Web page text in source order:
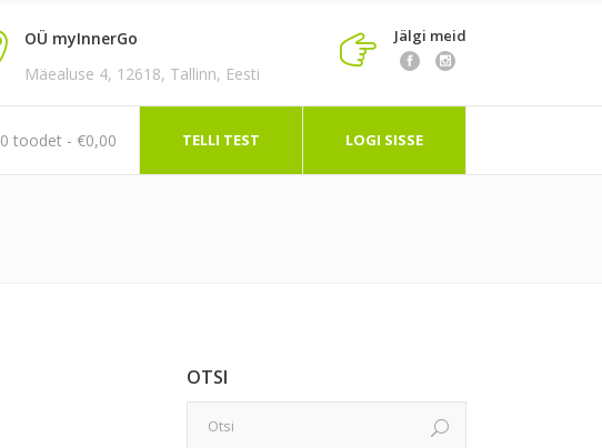
OÜ myInnerGo
Mäealuse 4, 12618, Tallinn, Eesti
Jälgi meid
0 toodet €0,00 TELLI TEST LOGI SISSE
OTSI